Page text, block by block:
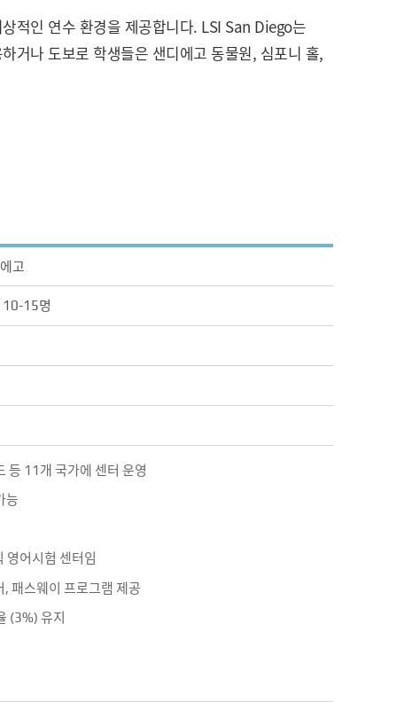
적인 연수 환경을 제공합니다. LSI San Diego는
거나 도보로 학생들은 샌디에고 동물원, 심포니 홀,
고
10-15명
등 11개 국가에 센터 운영
능
영어시험 센터임
패스웨이 프로그램 제공
(3%) 유지